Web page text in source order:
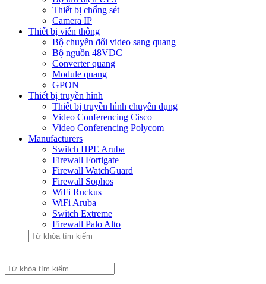
Thiết bị chống sét
Camera IP
Thiết bị viễn thông
Bộ chuyển đổi video sang quang
Bộ nguồn 48VDC
Converter quang
Module quang
GPON
Thiết bị truyền hình
Thiết bị truyền hình chuyên dụng
Video Conferencing Cisco
Video Conferencing Polycom
Manufacturers
Switch HPE Aruba
Firewall Fortigate
Firewall WatchGuard
Firewall Sophos
WiFi Ruckus
WiFi Aruba
Switch Extreme
Firewall Palo Alto